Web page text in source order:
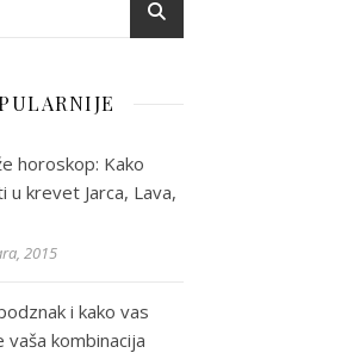
horoskop: Kako
u krevet Jarca, Lava,
2015
i kako vas
vaša kombinacija